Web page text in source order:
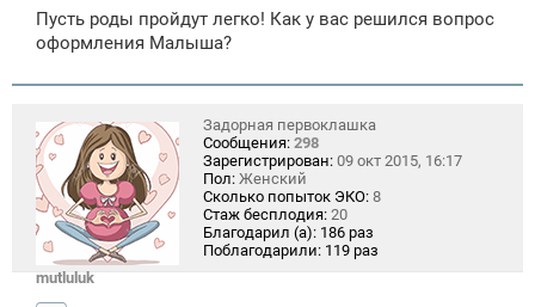
Пусть роды пройдут легко! Как у вас решился вопрос
оформления Малыша?
mutluluk
Задорная первоклашка
Сообщения: 298
Зарегистрирован: 09 окт 2015, 16:17
Пол: Женский
Сколько попыток ЭКО: 8
Стаж бесплодия: 20
Благодарил (а): 186 раз
Поблагодарили: 119 раз